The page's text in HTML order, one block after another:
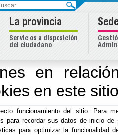
en
en este sitio
funcionamiento del sitio. Para
para recordar sus datos de inicio de
para optimizar la funcionalidad
de Subastas
de
La provincia
Servicios a disposición
del ciudadano